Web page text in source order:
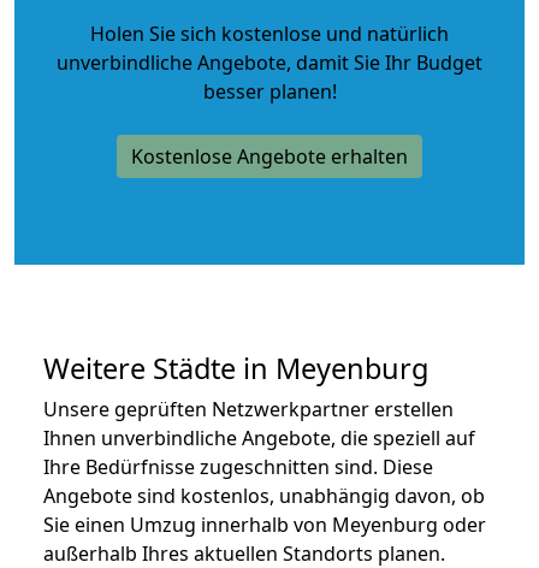
Holen Sie sich kostenlose und natürlich
unverbindliche Angebote, damit Sie Ihr Budget
besser planen!
Kostenlose Angebote erhalten
Weitere Städte in Meyenburg
Unsere geprüften Netzwerkpartner erstellen
Ihnen unverbindliche Angebote, die speziell auf
Ihre Bedürfnisse zugeschnitten sind. Diese
Angebote sind kostenlos, unabhängig davon, ob
Sie einen Umzug innerhalb von Meyenburg oder
außerhalb Ihres aktuellen Standorts planen.